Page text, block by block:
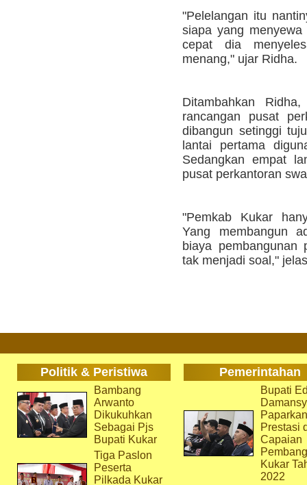
"Pelelangan itu
siapa yang
cepat dia
menang," ujar Ridha.
Ditambahkan
rancangan pusat
dibangun setinggi
lantai pertama
Sedangkan empat
pusat perkantoran
"Pemkab Kukar
Yang membangun
biaya
tak menjadi soal,"
Politik & Peristiwa Pemerintahan
Bambang
Arwanto
Dikukuhkan
Sebagai Pjs
Bupati Kukar
Tiga Paslon
Peserta
Pilkada Kukar
Bupati
Paparkan
Prestasi
Capaian
Kukar
2022